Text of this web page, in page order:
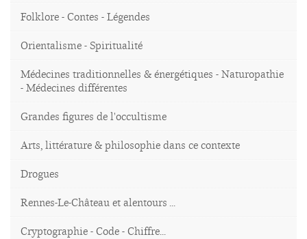
Folklore - Contes - Légendes
Orientalisme - Spiritualité
Médecines traditionnelles & énergétiques - Naturopathie
- Médecines différentes
Grandes figures de l'occultisme
Arts, littérature & philosophie dans ce contexte
Drogues
Rennes-Le-Château et alentours ...
Cryptographie - Code - Chiffre...